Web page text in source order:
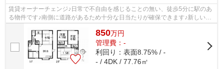
賃貸オーナーチェンジ♪日常で不自由を感じることの無い、徒歩5分に駅のあ
る物件です♪南側に道路があるため十分な日当たりが確保できます♪新しい物
件ではありませんが、不便な点は少な...
850万円
管理費：-
利回り：表面8.75% / -
- / 4DK / 77.76㎡